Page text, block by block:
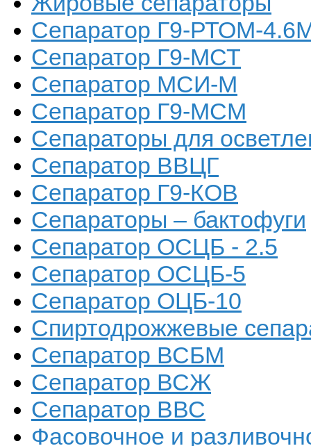
Сепаратор Г9-РТОМ-
Сепаратор Г9-МСТ
Сепаратор МСИ-М
Сепаратор Г9-МСМ
Сепараторы для
Сепаратор ВВЦГ
Сепаратор Г9-КОВ
Сепараторы – бактофуги
Сепаратор ОСЦБ - 2.5
Сепаратор ОСЦБ-5
Сепаратор ОЦБ-10
Спиртодрожжевые
Сепаратор ВСБМ
Сепаратор ВСЖ
Сепаратор ВВС
Фасовочное и